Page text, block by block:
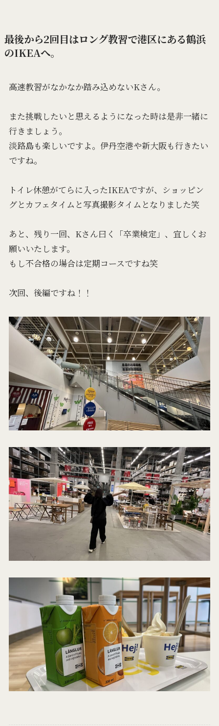
最後から2回目はロング教習で港区にある鶴浜
のIKEAへ。
高速教習がなかなか踏み込めないKさん。
また挑戦したいと思えるようになった時は是非一緒に
行きましょう。
淡路島も楽しいですよ。伊丹空港や新大阪も行きたい
ですね。
トイレ休憩がてらに入ったIKEAですが、ショッピン
グとカフェタイムと写真撮影タイムとなりました笑
あと、残り一回、Kさん曰く「卒業検定」、宜しくお
願いいたします。
もし不合格の場合は定期コースですね笑
次回、後編ですね！！